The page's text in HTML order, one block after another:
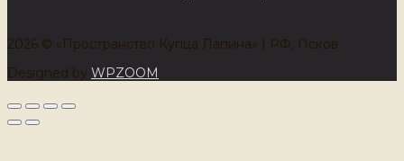
2026 © «Пространство Купца Лапина» | РФ, Псков
Designed by WPZOOM